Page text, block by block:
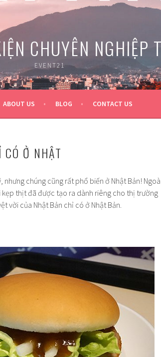
CHUYÊN NGHIỆP
EVENT21
ABOUT US BLOG CONTACT US
Ở NHẬT
chúng cũng rất phổ biến ở Nhật Bản!
thịt đã được tạo ra dành riêng cho thị trường
vời của Nhật Bản chỉ có ở Nhật Bản.